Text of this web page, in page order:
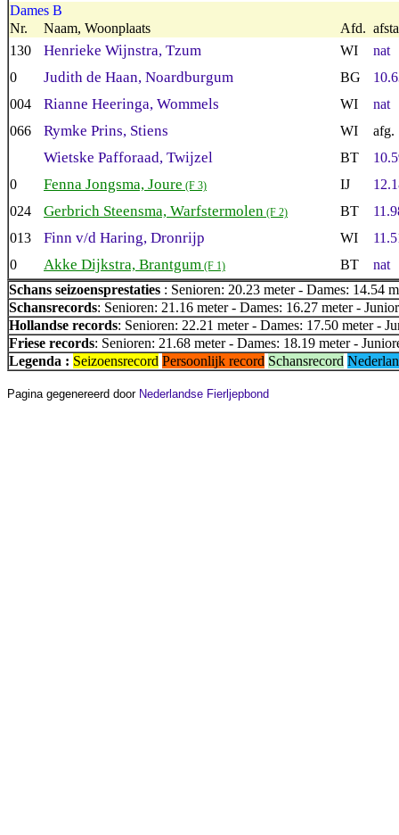
Dames B
Nr.
Naam, Woonplaats Afd.
130
Henrieke Wijnstra, Tzum WI
nat
0
Judith de Haan, Noardburgum BG
004
Rianne Heeringa, Wommels WI
nat
066
Rymke Prins, Stiens WI afg.
Wietske Pafforaad, Twijzel BT
0
Fenna Jongsma, Joure (F 3) IJ
024
Gerbrich Steensma, Warfstermolen (F 2) BT
013
Finn v/d Haring, Dronrijp WI
0
Akke Dijkstra, Brantgum (F 1) BT
nat
Schans seizoensprestaties : Senioren: 20.23 meter - Dames: 14.54
Schansrecords: Senioren: 21.16 meter - Dames: 16.27 meter -
Hollandse records: Senioren: 22.21 meter - Dames: 17.50 meter -
Friese records: Senioren: 21.68 meter - Dames: 18.19 meter -
Legenda : Seizoensrecord Persoonlijk record Schansrecord
Pagina gegenereerd door Nederlandse Fierljepbond